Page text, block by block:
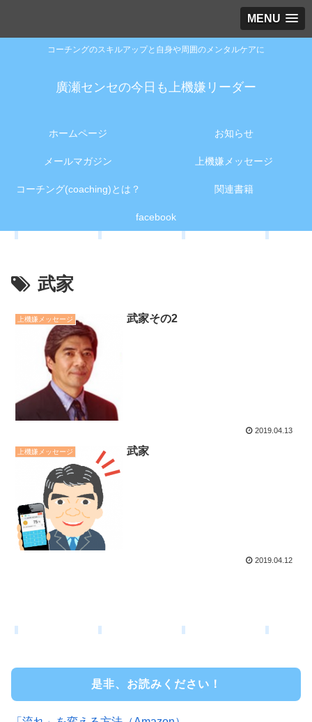
MENU
コーチングのスキルアップと自身や周囲のメンタルケアに
廣瀬センセの今日も上機嫌リーダー
ホームページ お知らせ
メールマガジン 上機嫌メッセージ
コーチング(coaching)とは？ 関連書籍
facebook
武家
上機嫌メッセージ 武家その2
2019.04.13
上機嫌メッセージ 武家
2019.04.12
是非、お読みください！